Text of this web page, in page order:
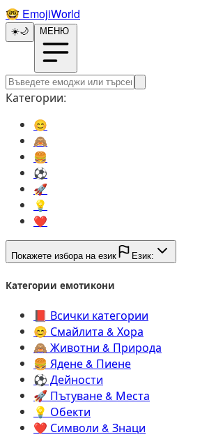
🤓️ EmojiWorld
☀️🌙 МЕНЮ
Категории:
😊️
🙈️
🍔️
⚽️
🚀️
💡️
❤️
Покажете избора на език Език:
Категории емотикони
📕️ Всички категории
😊️ Смайлита & Хора
🙈️ Животни & Природа
🍔️ Ядене & Пиене
⚽️ Дейности
🚀️ Пътуване & Места
💡️ Обекти
❤️ Символи & Знаци